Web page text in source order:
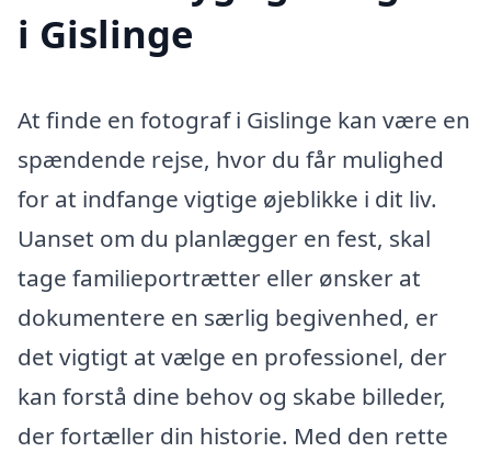
i Gislinge
At finde en fotograf i Gislinge kan være en
spændende rejse, hvor du får mulighed
for at indfange vigtige øjeblikke i dit liv.
Uanset om du planlægger en fest, skal
tage familieportrætter eller ønsker at
dokumentere en særlig begivenhed, er
det vigtigt at vælge en professionel, der
kan forstå dine behov og skabe billeder,
der fortæller din historie. Med den rette